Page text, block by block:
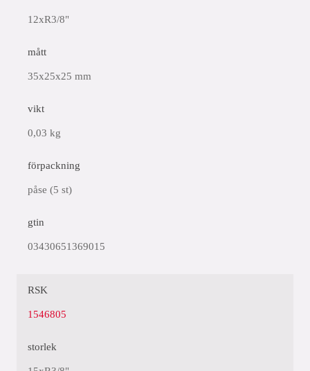
12xR3/8"
mått
35x25x25 mm
vikt
0,03 kg
förpackning
påse (5 st)
gtin
03430651369015
RSK
1546805
storlek